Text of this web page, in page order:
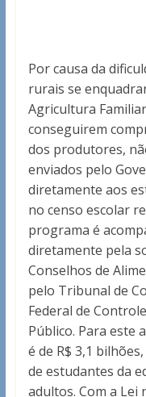
Por causa da
rurais se
Agricultura
conseguirem
dos produtores,
enviados pelo
diretamente aos
no censo escolar
programa é
diretamente pela
Conselhos de
pelo Tribunal de
Federal de
Público. Para este
é de R$ 3,1
de estudantes da
adultos. Com a Lei